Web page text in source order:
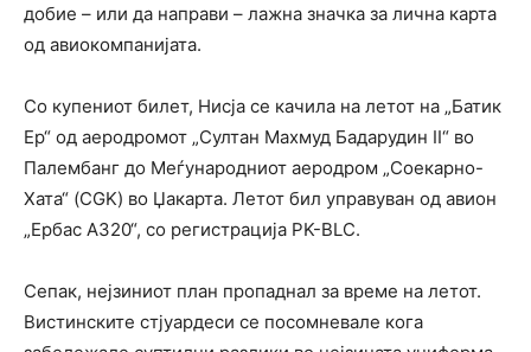
добие – или да направи – лажна значка за лична карта
од авиокомпанијата.
Со купениот билет, Нисја се качила на летот на „Батик
Ер“ од аеродромот „Султан Махмуд Бадарудин II“ во
Палембанг до Меѓународниот аеродром „Соекарно-
Хата“ (CGK) во Џакарта. Летот бил управуван од авион
„Ербас А320“, со регистрација PK-BLC.
Сепак, нејзиниот план пропаднал за време на летот.
Вистинските стјуардеси се посомневале кога